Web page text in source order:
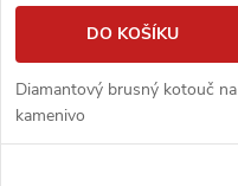
DO KOŠÍKU
Diamantový brusný kotouč na
kamenivo